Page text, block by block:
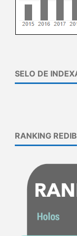
SELO DE
RANKING REDIB